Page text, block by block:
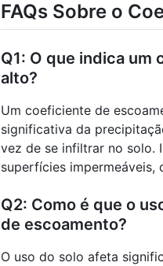
FAQs Sobre o
Q1: O que indica
alto?
Um coeficiente de
significativa da
vez de se infiltrar no solo.
superfícies impermeáveis,
Q2: Como é que o
de escoamento?
O uso do solo afeta